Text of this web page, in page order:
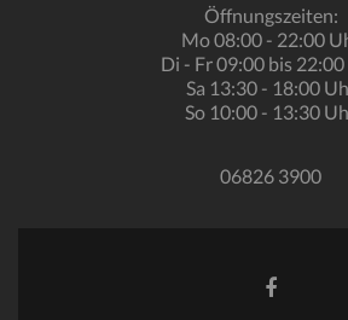
Öffnungszeiten:
Mo 08:00 - 22:00
Di - Fr 09:00 bis
Sa 13:30 - 18:00
So 10:00 - 13:30
06826 3900
Facebook-